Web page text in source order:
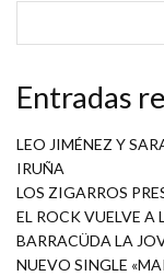
Entradas
LEO JIMÉNEZ Y
IRUÑA
LOS ZIGARROS
EL ROCK VUELVE A
BARRACÜDA LA
NUEVO SINGLE